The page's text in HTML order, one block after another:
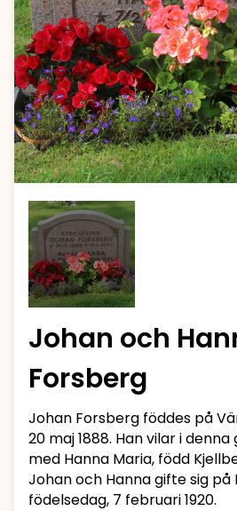
Johan och
Forsberg
Johan Forsberg föddes på
20 maj 1888. Han vilar i
med Hanna Maria, född
Johan och Hanna gifte sig på
födelsedag, 7 februari 1920.